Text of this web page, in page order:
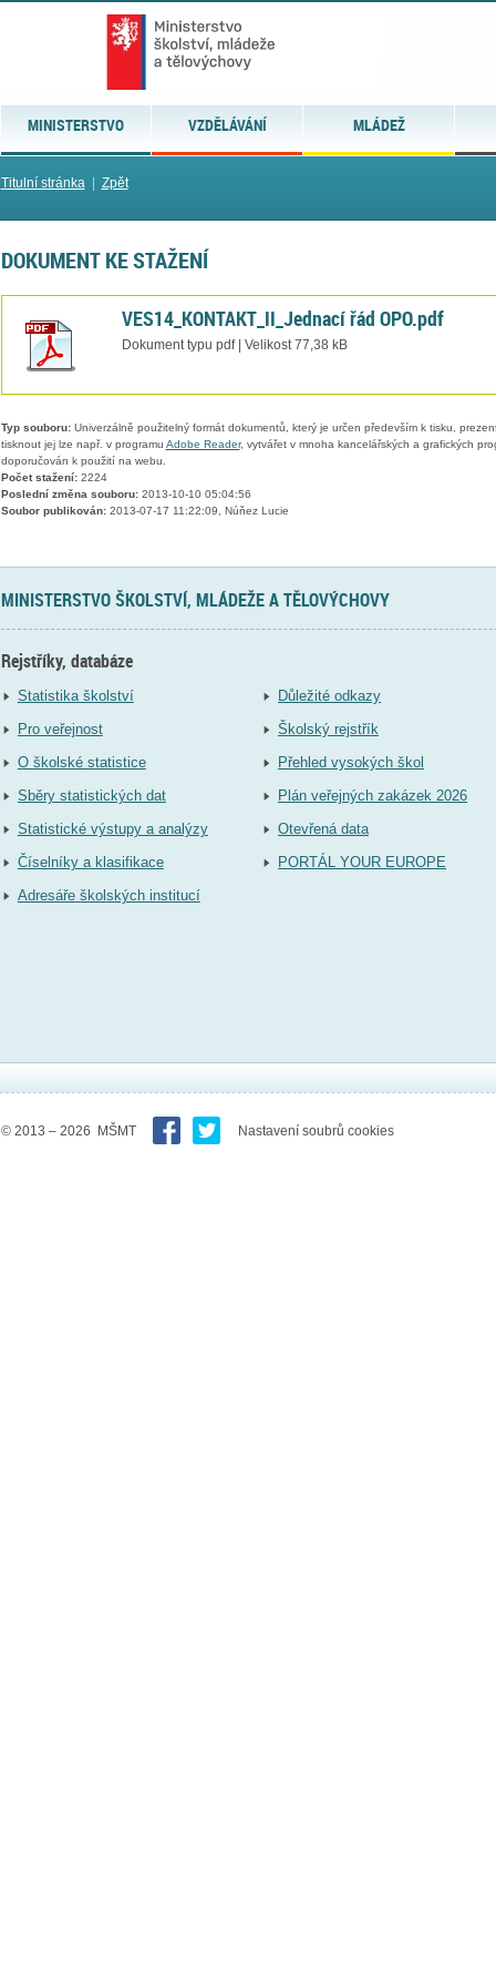
MINISTERSTVO VZDĚLÁVÁNÍ MLÁDEŽ
Titulní stránka| Zpět
DOKUMENT KE STAŽENÍ
VES14_KONTAKT_II_Jednací řád OPO.pdf
Dokument typu pdf | Velikost 77,38 kB
Typ souboru:Univerzálně použitelný formát dokumentů, který je určen především k tisku,
tisknout jej lze např. v programu Adobe Reader, vytvářet v mnoha kancelářských a grafických
doporučován k použití na webu.
Počet stažení:2224
Poslední změna souboru:2013-10-10 05:04:56
Soubor publikován:2013-07-17 11:22:09, Núňez Lucie
MINISTERSTVO ŠKOLSTVÍ, MLÁDEŽE A TĚLOVÝCHOVY
Rejstříky, databáze
Statistika školství
Pro veřejnost
O školské statistice
Sběry statistických dat
Statistické výstupy a analýzy
Číselníky a klasifikace
Adresáře školských institucí
Důležité odkazy
Školský rejstřík
Přehled vysokých škol
Plán veřejných zakázek 2026
Otevřená data
PORTÁL YOUR EUROPE
© 2013 – 2026 MŠMT Nastavení soubrů cookies